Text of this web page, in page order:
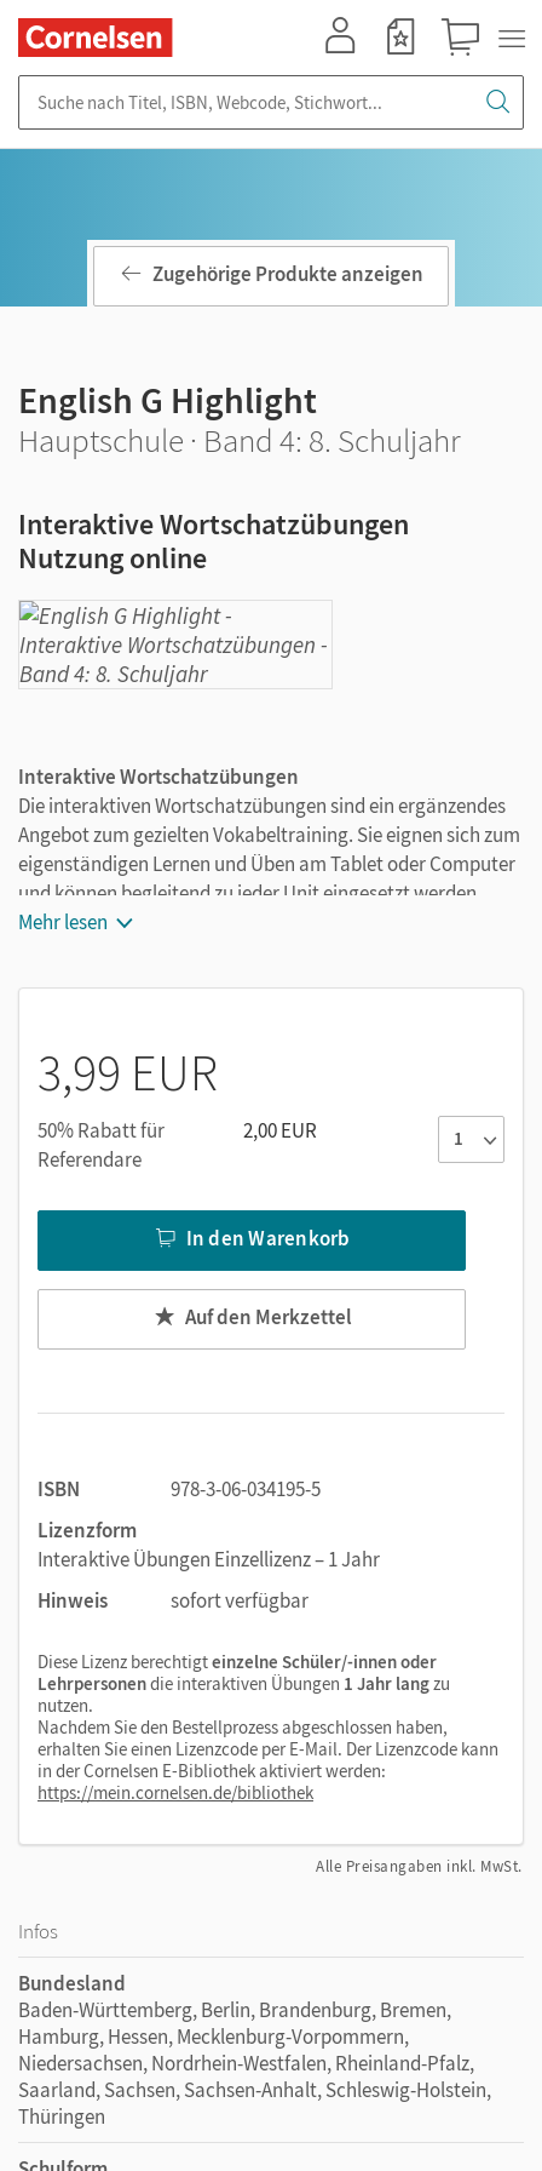
Zugehörige Produkte anzeigen
English G Highlight
Hauptschule · Band 4: 8. Schuljahr
Interaktive Wortschatzübungen
Nutzung online
Interaktive Wortschatzübungen
Die interaktiven Wortschatzübungen sind ein ergänzendes
Angebot zum gezielten Vokabeltraining. Sie eignen sich zum
eigenständigen Lernen und Üben am Tablet oder Computer
und können begleitend zu jeder Unit eingesetzt werden.
Dreifachdifferenzierung
Vielfältige Übungsformen: Drag & Drop, Lückentext/-
sätze, Single Choice, Odd One Out, Verbinden,
Kreuzworträtsel, Wörter markieren, Memory
Englisch
Automatische Auswertung und Feedback
Mehr lesen
3,99 EUR
50% Rabatt für
Referendare
2,00 EUR
In den Warenkorb
Auf den Merkzettel
ISBN
978-3-06-034195-5
Lizenzform
Interaktive Übungen Einzellizenz – 1 Jahr
Hinweis
sofort verfügbar
Diese Lizenz berechtigteinzelne Schüler/-innen oder
Lehrpersonendie interaktiven Übungen 1 Jahr langzu
nutzen.
Nachdem Sie den Bestellprozess abgeschlossen haben,
erhalten Sie einen Lizenzcode per E-Mail. Der Lizenzcode kann
in der Cornelsen E-Bibliothek aktiviert werden:
https://mein.cornelsen.de/bibliothek
Alle Preisangaben inkl. MwSt.
Infos
Bundesland
Baden-Württemberg, Berlin, Brandenburg, Bremen,
Hamburg, Hessen, Mecklenburg-Vorpommern,
Niedersachsen, Nordrhein-Westfalen, Rheinland-Pfalz,
Saarland, Sachsen, Sachsen-Anhalt, Schleswig-Holstein,
Thüringen